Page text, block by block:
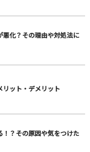
悪化？その理由や対処法に
リット・デメリット
！？その原因や気をつけた